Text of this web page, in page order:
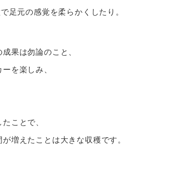
足元の感覚を柔らかくしたり。
果は勿論のこと、
を楽しみ、
ことで、
増えたことは大きな収穫です。